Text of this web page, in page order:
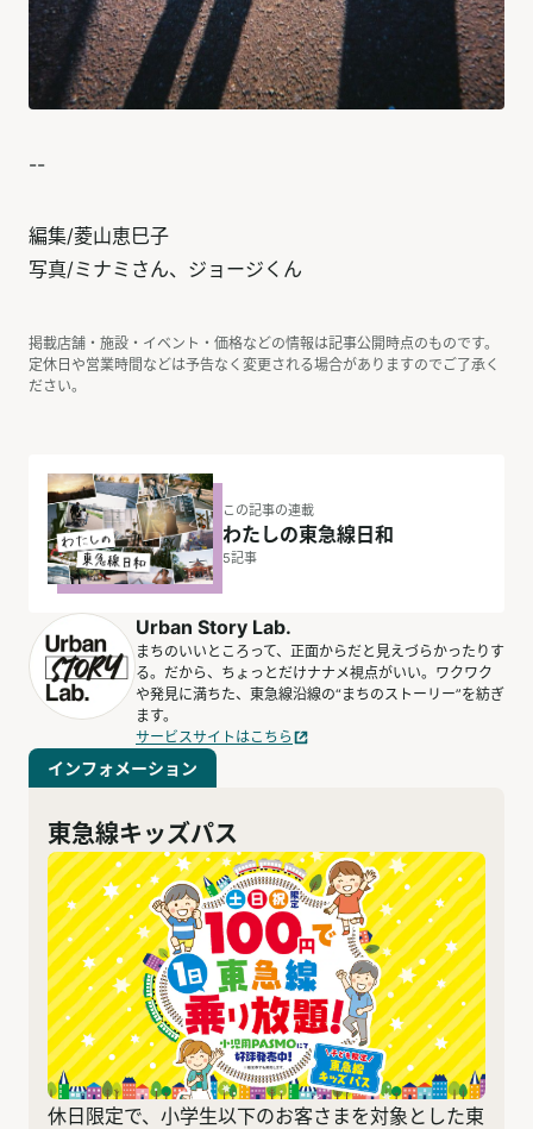
--
編集/菱山恵巳子
写真/ミナミさん、ジョージくん
掲載店舗・施設・イベント・価格などの情報は記事公開時点のものです。
定休日や営業時間などは予告なく変更される場合がありますのでご了承く
ださい。
この記事の連載
わたしの東急線日和
5記事
Urban Story Lab.
まちのいいところって、正面からだと見えづらかったりす
る。だから、ちょっとだけナナメ視点がいい。ワクワク
や発見に満ちた、東急線沿線の“まちのストーリー”を紡ぎ
ます。
サービスサイトはこちら
インフォメーション
東急線キッズパス
休日限定で、小学生以下のお客さまを対象とした東